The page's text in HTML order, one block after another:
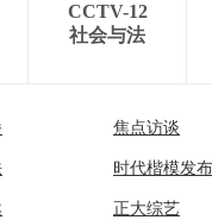
CCTV-12
社会与法
焦点访谈
时代楷模发
正大综艺